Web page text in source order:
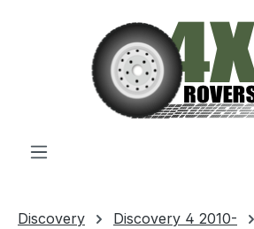
Zum Hauptinhalt springen
Discovery Discovery 4 2010-